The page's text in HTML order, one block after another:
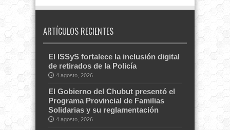
ARTÍCULOS RECIENTES
El ISSyS fortalece la inclusión digital
de retirados de la Policía
4 agosto, 2026
El Gobierno del Chubut presentó el
Programa Provincial de Familias
Solidarias y su reglamentación
4 agosto, 2026